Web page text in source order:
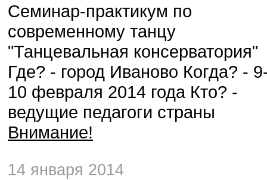
Семинар-практикум по
современному танцу
"Танцевальная консерватория"
Где? - город Иваново Когда? -
10 февраля 2014 года Кто? -
ведущие педагоги страны
Внимание!
14 января 2014